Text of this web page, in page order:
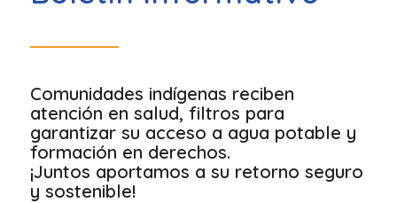
Comunidades indígenas reciben
atención en salud, filtros para
garantizar su acceso a agua potable y
formación en derechos.
¡Juntos aportamos a su retorno seguro
y sostenible!